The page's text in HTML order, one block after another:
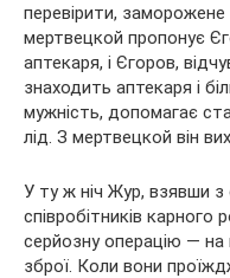
перевірити,
мертвецкой пропонує
аптекаря, і Єгоров,
знаходить аптекаря і
мужність, допомагає
лід. З мертвецкой він
У ту ж ніч Жур, взявши з
співробітників карного
серйозну операцію —
зброї. Коли вони